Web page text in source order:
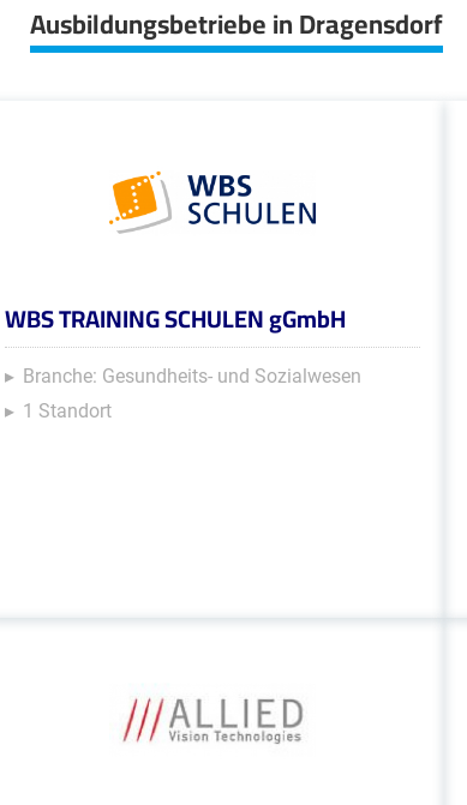
Ausbildungsbetriebe in Dragensdorf
WBS TRAINING SCHULEN gGmbH
Branche: Gesundheits- und Sozialwesen
1 Standort